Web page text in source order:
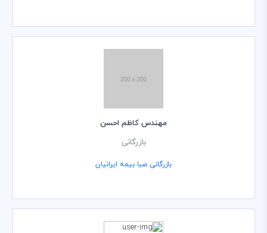
مهندس كاظم احسن
بازرگانی
بازرگانی صبا بیمه ایرانیان